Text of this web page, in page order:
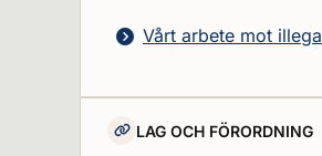
Vårt arbete mot
LAG OCH FÖRORDNING